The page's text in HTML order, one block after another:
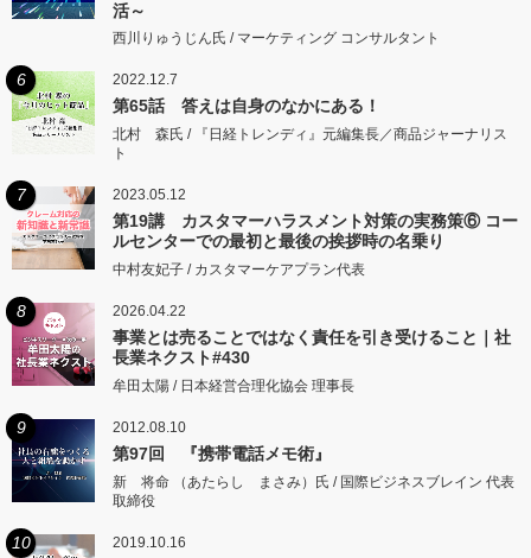
活～
西川りゅうじん氏 / マーケティング コンサルタント
6 2022.12.7
第65話 答えは自身のなかにある！
北村 森氏 / 『日経トレンディ』元編集長／商品ジャーナリス
ト
7 2023.05.12
第19講 カスタマーハラスメント対策の実務策⑥ コー
ルセンターでの最初と最後の挨拶時の名乗り
中村友妃子 / カスタマーケアプラン代表
8 2026.04.22
事業とは売ることではなく責任を引き受けること｜社
長業ネクスト#430
牟田太陽 / 日本経営合理化協会 理事長
9 2012.08.10
第97回 『携帯電話メモ術』
新 将命 （あたらし まさみ）氏 / 国際ビジネスブレイン 代表
取締役
10 2019.10.16